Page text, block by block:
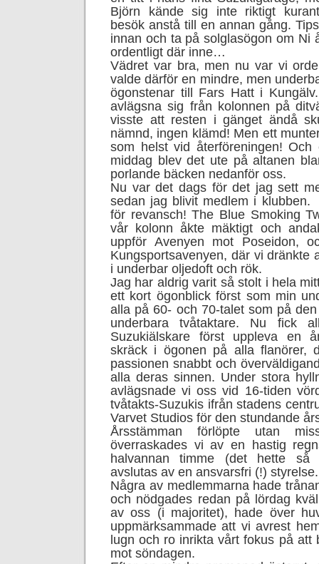
Björn kände sig inte riktigt
besök anstå till en annan gång.
innan och ta på solglasögon om Ni
ordentligt där inne…
Vädret var bra, men nu var vi
valde därför en mindre, men
ögonstenar till Fars Hatt i
avlägsna sig från kolonnen på
visste att resten i gänget ändå
nämnd, ingen klämd! Men ett
som helst vid återföreningen! Och
middag blev det ute på altanen
porlande bäcken nedanför oss.
Nu var det dags för det jag sett
sedan jag blivit medlem i klubben.
för revansch! The Blue Smoking
vår kolonn åkte mäktigt och
uppför Avenyen mot Poseidon,
Kungsportsavenyen, där vi dränkte
i underbar oljedoft och rök.
Jag har aldrig varit så stolt i hela
ett kort ögonblick först som min
alla på 60- och 70-talet som på
underbara tvåtaktare. Nu fick
Suzukiälskare först uppleva en
skräck i ögonen på alla flanörer,
passionen snabbt och
alla deras sinnen. Under stora
avlägsnade vi oss vid 16-tiden
tvåtakts-Suzukis ifrån stadens
Varvet Studios för den stundande
Årsstämman förlöpte utan
överraskades vi av en hastig
halvannan timme (det hette så
avslutas av en ansvarsfri (!) styrelse.
Några av medlemmarna hade
och nödgades redan på lördag
av oss (i majoritet), hade över
uppmärksammade att vi avrest
lugn och ro inrikta vårt fokus på att
mot söndagen.